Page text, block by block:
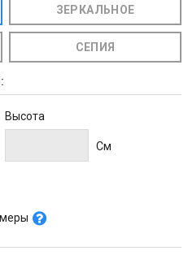
ЗЕРКАЛЬНОЕ
СЕПИЯ
Высота
Cм